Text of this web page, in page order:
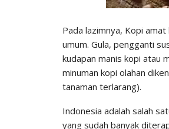
Pada lazimnya, Kopi
umum. Gula, pengganti
kudapan manis kopi atau
minuman kopi olahan
tanaman terlarang).
Indonesia adalah salah
yang sudah banyak